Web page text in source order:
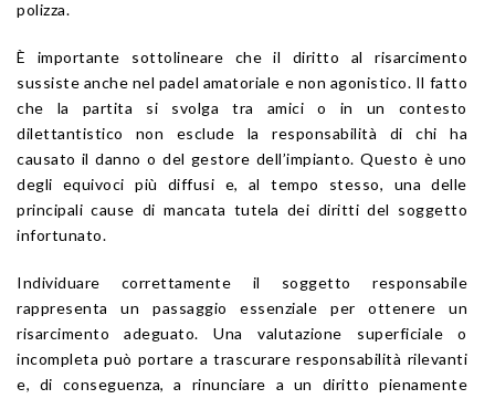
polizza.
È importante sottolineare che il diritto al risarcimento
sussiste anche nel padel amatoriale e non agonistico. Il fatto
che la partita si svolga tra amici o in un contesto
dilettantistico non esclude la responsabilità di chi ha
causato il danno o del gestore dell’impianto. Questo è uno
degli equivoci più diffusi e, al tempo stesso, una delle
principali cause di mancata tutela dei diritti del soggetto
infortunato.
Individuare correttamente il soggetto responsabile
rappresenta un passaggio essenziale per ottenere un
risarcimento adeguato. Una valutazione superficiale o
incompleta può portare a trascurare responsabilità rilevanti
e, di conseguenza, a rinunciare a un diritto pienamente